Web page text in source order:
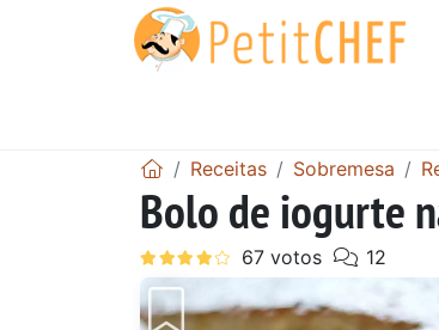
Receitas Sobremesa
Bolo de iogurte